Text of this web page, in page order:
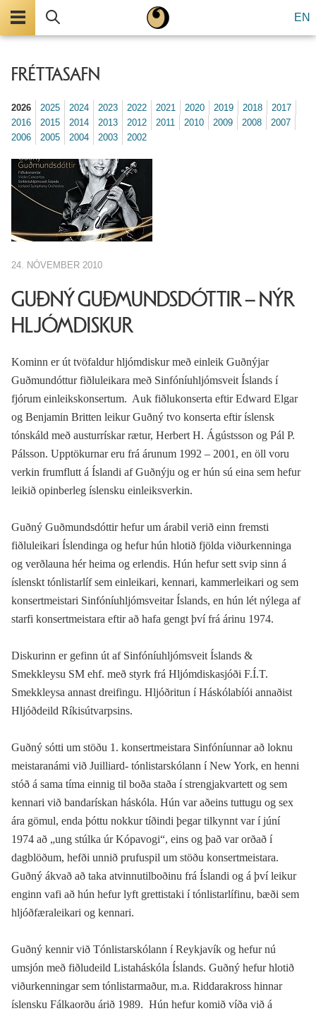
EN
FRÉTTASAFN
2026 2025 2024 2023 2022 2021 2020 2019 2018
2017
2016
2015 2014 2013 2012 2011 2010 2009 2008
2007
2006
2005 2004 2003 2002
24. NÓVEMBER 2010
GUÐNÝ GUÐMUNDSDÓTTIR – NÝR
HLJÓMDISKUR
Kominn er út tvöfaldur hljómdiskur með einleik Guðnýjar
Guðmundóttur fiðluleikara með Sinfóníuhljómsveit Íslands í
fjórum einleikskonsertum. Auk fiðlukonserta eftir Edward Elgar
og Benjamin Britten leikur Guðný tvo konserta eftir íslensk
tónskáld með austurrískar rætur, Herbert H. Ágústsson og Pál P.
Pálsson. Upptökurnar eru frá árunum 1992 – 2001, en öll voru
verkin frumflutt á Íslandi af Guðnýju og er hún sú eina sem hefur
leikið opinberleg íslensku einleiksverkin.
Guðný Guðmundsdóttir hefur um árabil verið einn fremsti
fiðluleikari Íslendinga og hefur hún hlotið fjölda viðurkenninga
og verðlauna hér heima og erlendis. Hún hefur sett svip sinn á
íslenskt tónlistarlíf sem einleikari, kennari, kammerleikari og sem
konsertmeistari Sinfóníuhljómsveitar Íslands, en hún lét nýlega af
starfi konsertmeistara eftir að hafa gengt því frá árinu 1974.
Diskurinn er gefinn út af Sinfóníuhljómsveit Íslands &
Smekkleysu SM ehf. með styrk frá Hljómdiskasjóði F.Í.T.
Smekkleysa annast dreifingu. Hljóðritun í Háskólabíói annaðist
Hljóðdeild Ríkisútvarpsins.
Guðný sótti um stöðu 1. konsertmeistara Sinfóníunnar að loknu
meistaranámi við Juilliard- tónlistarskólann í New York, en henni
stóð á sama tíma einnig til boða staða í strengjakvartett og sem
kennari við bandarískan háskóla. Hún var aðeins tuttugu og sex
ára gömul, enda þóttu nokkur tíðindi þegar tilkynnt var í júní
1974 að „ung stúlka úr Kópavogi“, eins og það var orðað í
dagblöðum, hefði unnið prufuspil um stöðu konsertmeistara.
Guðný ákvað að taka atvinnutilboðinu frá Íslandi og á því leikur
enginn vafi að hún hefur lyft grettistaki í tónlistarlífinu, bæði sem
hljóðfæraleikari og kennari.
Guðný kennir við Tónlistarskólann í Reykjavík og hefur nú
umsjón með fiðludeild Listaháskóla Íslands. Guðný hefur hlotið
viðurkenningar sem tónlistarmaður, m.a. Riddarakross hinnar
íslensku Fálkaorðu árið 1989. Hún hefur komið víða við á